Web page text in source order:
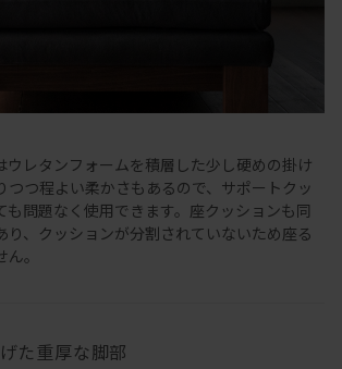
ウレタンフォームを積層した少し硬めの掛け
つつ程よい柔かさもあるので、サポートクッ
も問題なく使用できます。座クッションも同
り、クッションが分割されていないため座る
。
た重厚な脚部